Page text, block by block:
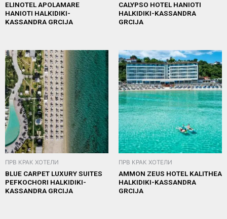
ELINOTEL APOLAMARE
HANIOTI HALKIDIKI-
KASSANDRA GRCIJA
CALYPSO HOTEL HANIOTI
HALKIDIKI-KASSANDRA
GRCIJA
ПРВ КРАК ХОТЕЛИ
BLUE CARPET LUXURY SUITES
PEFKOCHORI HALKIDIKI-
KASSANDRA GRCIJA
ПРВ КРАК ХОТЕЛИ
AMMON ZEUS HOTEL KALITHEA
HALKIDIKI-KASSANDRA
GRCIJA